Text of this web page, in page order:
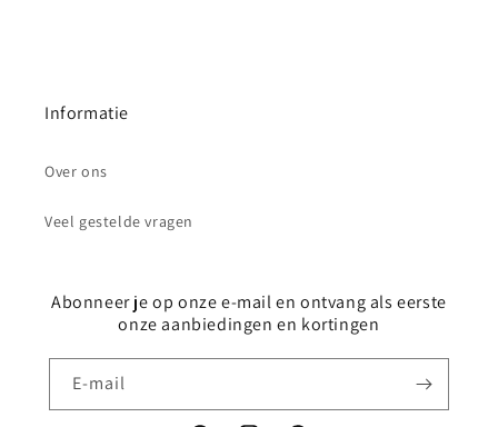
Informatie
Over ons
Veel gestelde vragen
Abonneer je op onze e-mail en ontvang als eerste
onze aanbiedingen en kortingen
E‑mail